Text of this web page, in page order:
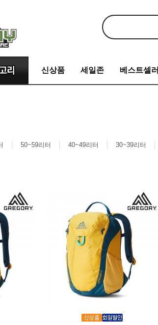
신상품 세일존 베스트셀러
50~59리터 40~49리터 30~39리터